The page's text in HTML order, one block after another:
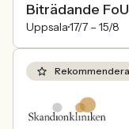
Biträdande
Uppsala17/7 – 15/8